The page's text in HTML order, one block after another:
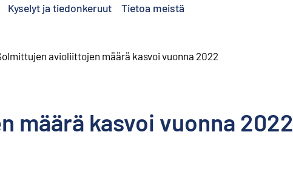
Kyselyt ja tiedonkeruut Tietoa meistä
avioliittojen määrä kasvoi vuonna 2022
kasvoi vuonna 2022